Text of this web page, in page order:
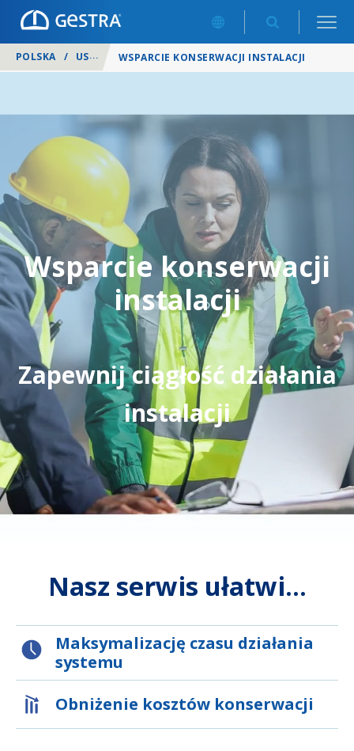
POLSKA / USŁUGI /
WSPARCIE KONSERWACJI INSTALACJI
Wsparcie konserwacji
instalacji
Zapewnij ciągłość działania
instalacji
Nasz serwis ułatwi...
Maksymalizację czasu działania
systemu
Obniżenie kosztów konserwacji